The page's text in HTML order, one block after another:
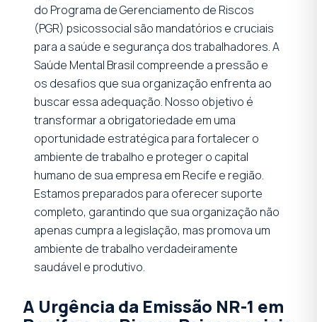
do Programa de Gerenciamento de Riscos
(PGR) psicossocial são mandatórios e cruciais
para a saúde e segurança dos trabalhadores. A
Saúde Mental Brasil compreende a pressão e
os desafios que sua organização enfrenta ao
buscar essa adequação. Nosso objetivo é
transformar a obrigatoriedade em uma
oportunidade estratégica para fortalecer o
ambiente de trabalho e proteger o capital
humano de sua empresa em Recife e região.
Estamos preparados para oferecer suporte
completo, garantindo que sua organização não
apenas cumpra a legislação, mas promova um
ambiente de trabalho verdadeiramente
saudável e produtivo.
A Urgência da Emissão NR-1 em